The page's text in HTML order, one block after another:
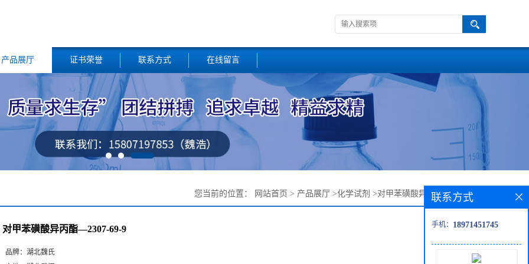
产品展厅 证书荣誉 联系方式 在线留言
您当前的位置： 网站首页 > 产品展厅 >化学试剂 >对甲苯磺酸异丙酯—2307-69-9
对甲苯磺酸异丙酯—2307-69-9
品牌： 湖北魏氏
联系方式
手机： 18971451745